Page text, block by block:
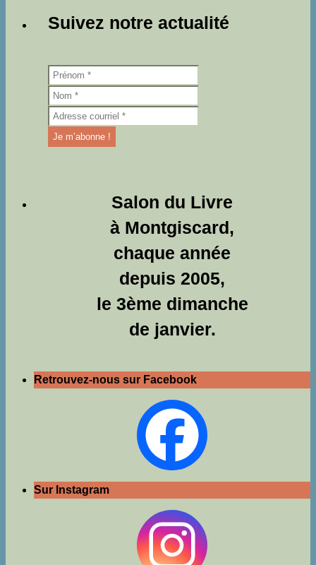
Suivez notre actualité
Salon du Livre
à Montgiscard,
chaque année
depuis 2005,
le 3ème dimanche
de janvier.
Retrouvez-nous sur Facebook
Sur Instagram